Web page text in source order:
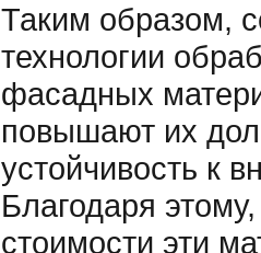
Таким образом,
технологии
фасадных
повышают их
устойчивость к
Благодаря
стоимости эти